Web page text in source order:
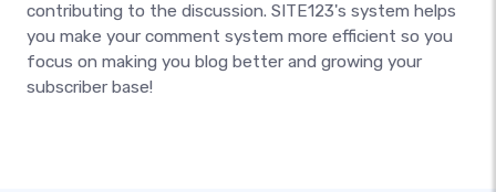
contributing to the discussion. SITE123's system helps
you make your comment system more efficient so you
focus on making you blog better and growing your
subscriber base!